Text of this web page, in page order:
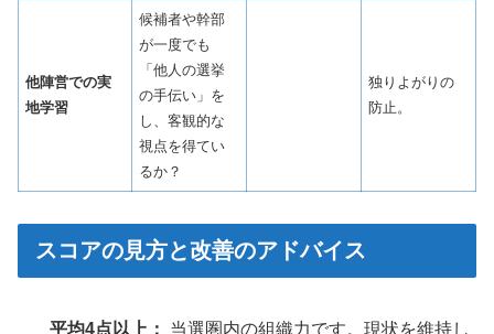
他陣営での実
地学習
候補者や幹部
が一度でも
「他人の選挙
の手伝い」を
し、客観的な
視点を得てい
るか？
独りよがりの
防止。
スコアの見方と改善のアドバイス
平均4点以上： 当選圏内の組織力です。現状を維持し